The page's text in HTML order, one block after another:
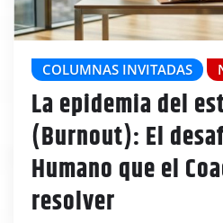
COLUMNAS INVITADAS
La epidemia del
(Burnout): El
Humano que el
resolver